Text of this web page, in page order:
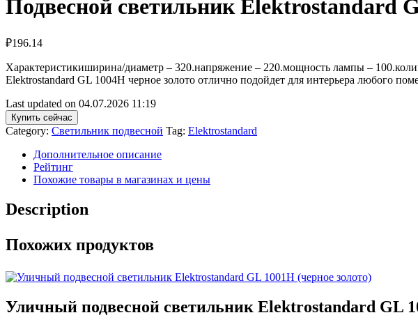
Подвесной светильник Elektrostandard
₽196.14
Характеристикиширина/диаметр – 320.напряжение – 220.мощность лампы –
Elektrostandard GL 1004H черное золото отлично подойдет для интерьера любого
Last updated on 04.07.2026 11:19
Купить сейчас
Category: Светильник подвесной Tag: Elektrostandard
Дополнительное описание
Рейтинг
Похожие товары в магазинах и цены
Description
Похожих продуктов
Уличный подвесной светильник Elektrostandard GL